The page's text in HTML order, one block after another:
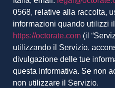
0568, relative alla raccolta,
informazioni quando utilizzi
https://octorate.com (il
utilizzando il Servizio,
divulgazione delle tue
questa Informativa. Se non
non utilizzare il Servizio.